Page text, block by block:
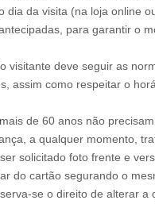
dia da visita (na loja online
para garantir o
visitante deve seguir as
assim como respeitar o
de 60 anos não
a qualquer momento,
solicitado foto frente e
do cartão segurando o
se o direito de alterar a